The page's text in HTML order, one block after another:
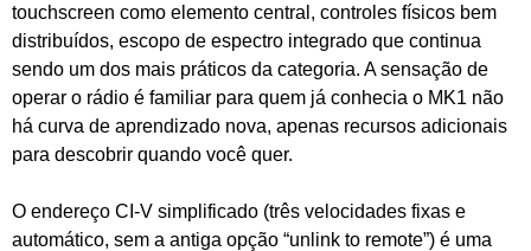
touchscreen como elemento central, controles físicos bem
distribuídos, escopo de espectro integrado que continua
sendo um dos mais práticos da categoria. A sensação de
operar o rádio é familiar para quem já conhecia o MK1 não
há curva de aprendizado nova, apenas recursos adicionais
para descobrir quando você quer.
O endereço CI-V simplificado (três velocidades fixas e
automático, sem a antiga opção “unlink to remote”) é uma